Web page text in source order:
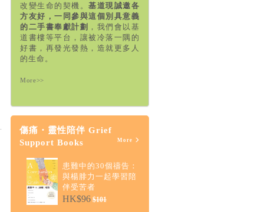
改變生命的契機。基道現誠邀各
方友好，一同參與這個別具意義
的二手書奉獻計劃 ，我們會以基
道書樓等平台，讓被冷落一隅的
好書，再發光發熱，造就更多人
的生命。
More>>
傷痛・靈性陪伴 Grief
Support Books
More
患難中的30個禱告：
與楊腓力一起學習陪
伴受苦者
HK$96 $101